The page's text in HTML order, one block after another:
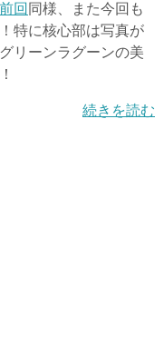
前回 同様、また今回も
特に核心部は写真が
リーンラグーンの美
続きを読む